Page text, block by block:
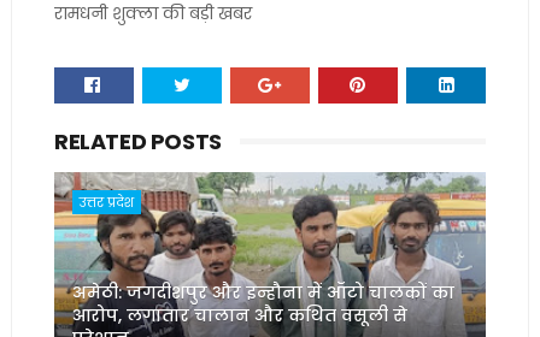
रामधनी शुक्ला की बड़ी खबर
RELATED POSTS
उत्तर प्रदेश
अमेठी: जगदीशपुर और इन्हौना में ऑटो चालकों का
आरोप, लगातार चालान और कथित वसूली से